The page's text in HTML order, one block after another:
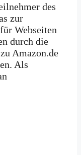
des
zur
Webseiten
durch die
Amazon.de
Als